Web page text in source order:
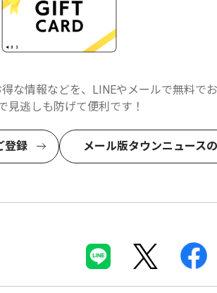
得な情報などを、LINEやメールで無料で
見逃しも防げて便利です！
登録 メール版タウンニュース